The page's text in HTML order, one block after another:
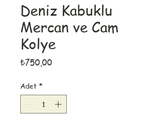
Deniz Kabuklu
Mercan ve Cam
Kolye
₺750,00Fiyat
Adet *